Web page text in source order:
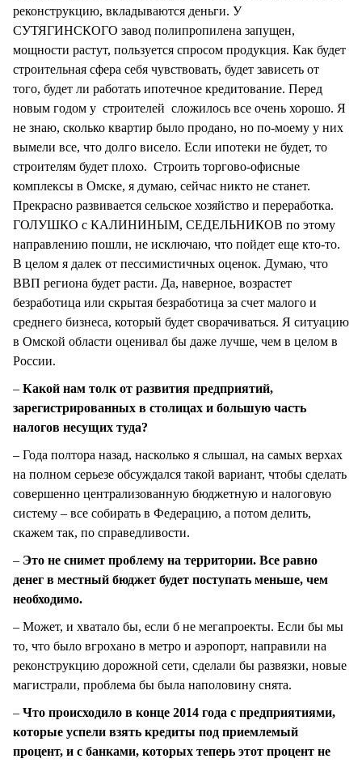
реконструкцию, вкладываются деньги. У
СУТЯГИНСКОГО завод полипропилена запущен,
мощности растут, пользуется спросом продукция. Как будет
строительная сфера себя чувствовать, будет зависеть от
того, будет ли работать ипотечное кредитование. Перед
новым годом у строителей сложилось все очень хорошо. Я
не знаю, сколько квартир было продано, но по-моему у них
вымели все, что долго висело. Если ипотеки не будет, то
строителям будет плохо. Строить торгово-офисные
комплексы в Омске, я думаю, сейчас никто не станет.
Прекрасно развивается сельское хозяйство и переработка.
ГОЛУШКО с КАЛИНИНЫМ, СЕДЕЛЬНИКОВ по этому
направлению пошли, не исключаю, что пойдет еще кто-то.
В целом я далек от пессимистичных оценок. Думаю, что
ВВП региона будет расти. Да, наверное, возрастет
безработица или скрытая безработица за счет малого и
среднего бизнеса, который будет сворачиваться. Я ситуацию
в Омской области оценивал бы даже лучше, чем в целом в
России.
– Какой нам толк от развития предприятий,
зарегистрированных в столицах и большую часть
налогов несущих туда?
– Года полтора назад, насколько я слышал, на самых верхах
на полном серьезе обсуждался такой вариант, чтобы сделать
совершенно централизованную бюджетную и налоговую
систему – все собирать в Федерацию, а потом делить,
скажем так, по справедливости.
– Это не снимет проблему на территории. Все равно
денег в местный бюджет будет поступать меньше, чем
необходимо.
– Может, и хватало бы, если б не мегапроекты. Если бы мы
то, что было вгрохано в метро и аэропорт, направили на
реконструкцию дорожной сети, сделали бы развязки, новые
магистрали, проблема бы была наполовину снята.
– Что происходило в конце 2014 года с предприятиями,
которые успели взять кредиты под приемлемый
процент, и с банками, которых теперь этот процент не